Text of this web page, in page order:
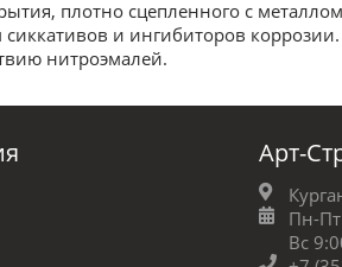
плотно сцепленного с
и ингибиторов
нитроэмалей.
Арт-
Пн-
Вс